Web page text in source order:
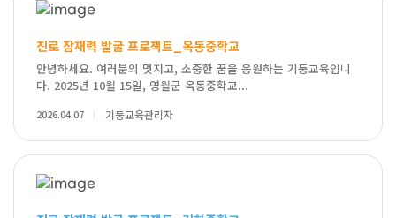
진로 잠재력 발굴 프로젝트_옥동중학교
안녕하세요. 여러분의 멋지고, 소중한 꿈을 응원하는 기둥교육입니
다. 2025년 10월 15일, 영월군 옥동중학교...
2026.04.07 기둥교육관리자